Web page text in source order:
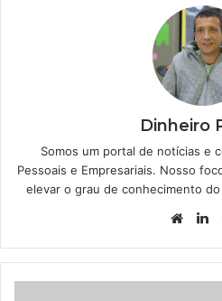
Dinheiro
Somos um portal de notícias e
Pessoais e Empresariais. Nosso
elevar o grau de conhecimento